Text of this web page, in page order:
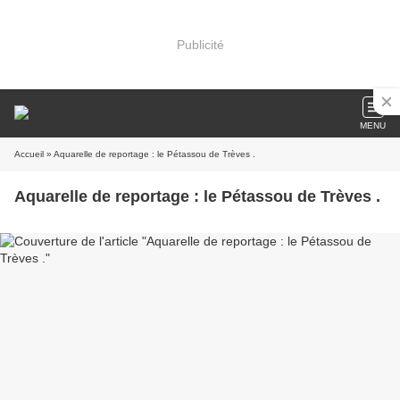
Publicité
MENU
Accueil » Aquarelle de reportage : le Pétassou de Trèves .
Aquarelle de reportage : le Pétassou de Trèves .